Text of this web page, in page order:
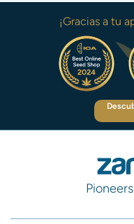
¡Gracias a tu